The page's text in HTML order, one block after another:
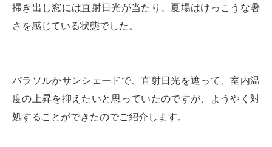
掃き出し窓には直射日光が当たり、夏場はけっこうな暑
さを感じている状態でした。
パラソルかサンシェードで、直射日光を遮って、室内温
度の上昇を抑えたいと思っていたのですが、ようやく対
処することができたのでご紹介します。